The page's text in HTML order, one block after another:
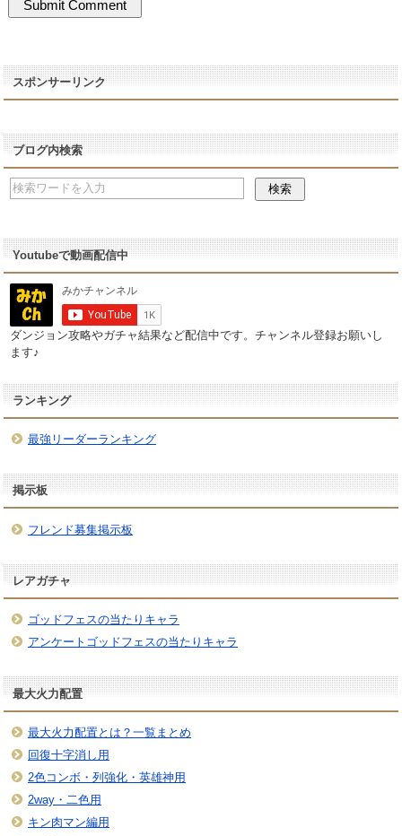
スポンサーリンク
ブログ内検索
Youtubeで動画配信中
ダンジョン攻略やガチャ結果など配信中です。チャンネル登録お願いし
ます♪
ランキング
最強リーダーランキング
掲示板
フレンド募集掲示板
レアガチャ
ゴッドフェスの当たりキャラ
アンケートゴッドフェスの当たりキャラ
最大火力配置
最大火力配置とは？一覧まとめ
回復十字消し用
2色コンボ・列強化・英雄神用
2way・二色用
キン肉マン編用